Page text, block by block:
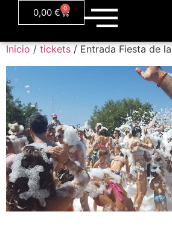
0,00 € 0
Inicio / tickets / Entrada Fiesta de